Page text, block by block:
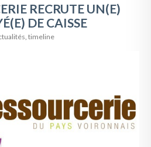
RECRUTE UN(E)
DE CAISSE
timeline